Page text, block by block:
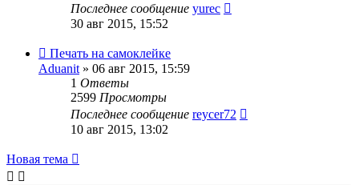
Последнее сообщение yurec
30 авг 2015, 15:52
Печать на самоклейке
Aduanit » 06 авг 2015, 15:59
1 Ответы
2599 Просмотры
Последнее сообщение reycer72
10 авг 2015, 13:02
Новая тема